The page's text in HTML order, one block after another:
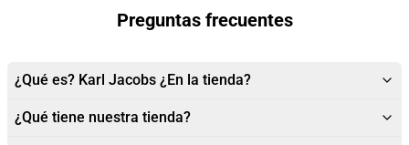
Preguntas frecuentes
¿Qué es? Karl Jacobs ¿En la tienda?
¿Qué tiene nuestra tienda?